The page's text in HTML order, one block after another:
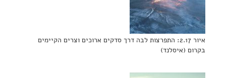
איור 2.17: התפרצות לבה דרך סדקים ארוכים וצרים הקיימים
בקרום (איסלנד)